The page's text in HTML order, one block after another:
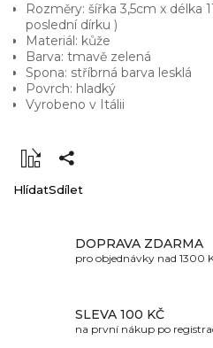
Rozměry: šířka 3,5cm x délka
poslední dírku )
Materiál: kůže
Barva: tmavě zelená
Spona: stříbrná barva lesklá
Povrch: hladký
Vyrobeno v Itálii
HlídatSdílet
DOPRAVA ZDARMA
pro objednávky nad 1300
SLEVA 100 KČ
na první nákup po